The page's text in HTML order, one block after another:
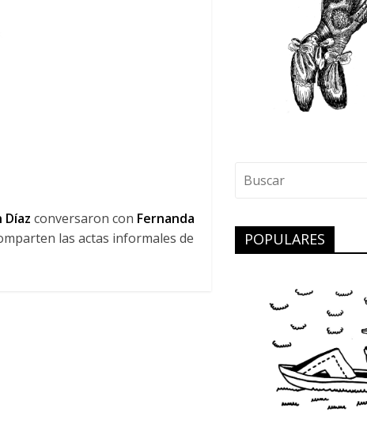
Díaz conversaron con Fernanda
las actas informales de
POPULARES